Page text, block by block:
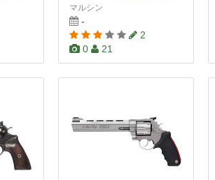
マルシン
-
2
0
21